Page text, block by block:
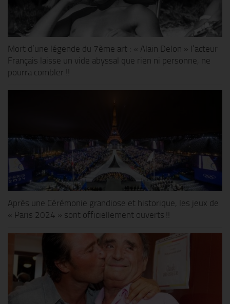
Mort d’une légende du 7ème art : « Alain Delon » l’acteur
Français laisse un vide abyssal que rien ni personne, ne
pourra combler !!
Après une Cérémonie grandiose et historique, les jeux de
« Paris 2024 » sont officiellement ouverts !!